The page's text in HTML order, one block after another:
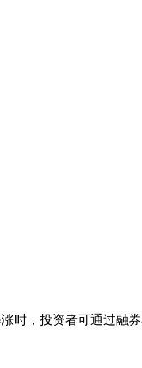
，投资者可通过融券